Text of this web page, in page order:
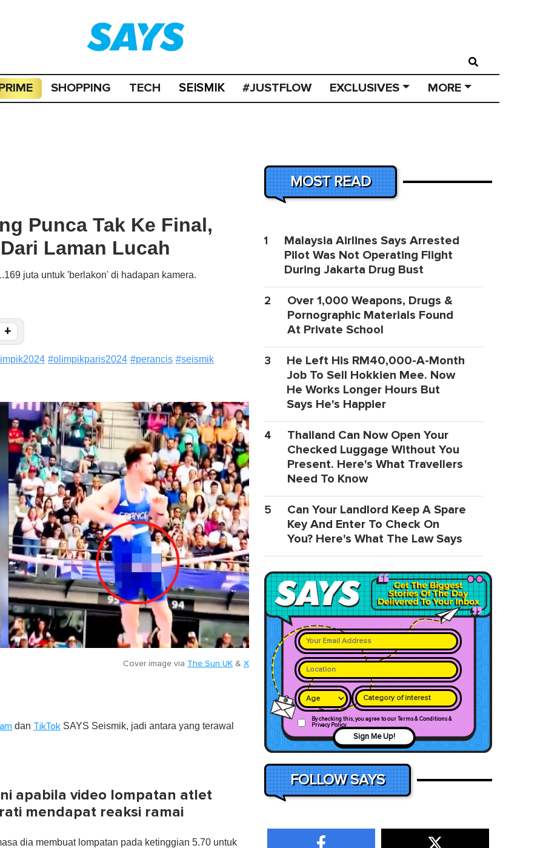
SHOPPING TECH SEISMIK #JUSTFLOW EXCLUSIVES MORE
Punca Tak Ke Final,
Laman Lucah
juta untuk 'berlakon' di hadapan kamera.
+
#olimpikparis2024 #perancis #seismik
Cover image via The Sun UK & X
dan TikTok SAYS Seismik, jadi antara yang terawal
apabila video lompatan atlet
mendapat reaksi ramai
dia membuat lompatan pada ketinggian 5.70 untuk
MOST READ
1
Malaysia Airlines Says Arrested
Pilot Was Not Operating Flight
During Jakarta Drug Bust
2
Over 1,000 Weapons, Drugs &
Pornographic Materials Found
At Private School
3
He Left His RM40,000-A-Month
Job To Sell Hokkien Mee. Now
He Works Longer Hours But
Says He's Happier
4
Thailand Can Now Open Your
Checked Luggage Without You
Present. Here's What Travellers
Need To Know
5
Can Your Landlord Keep A Spare
Key And Enter To Check On
You? Here's What The Law Says
Category of interest
By checking this, you agree to our Terms & Conditions &
Privacy Policy
Sign Me Up!
FOLLOW SAYS